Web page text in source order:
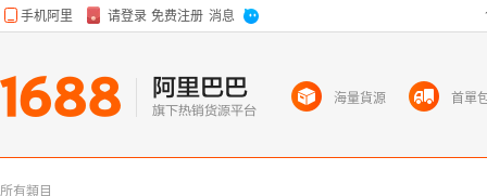
所有類目
海量貨源 首單